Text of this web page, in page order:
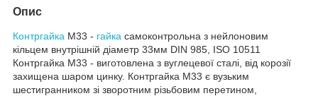
Опис
Контргайка М33 - гайка самоконтрольна з нейлоновим
кільцем внутрішній діаметр 33мм DIN 985, ISO 10511
Контргайка М33 - виготовлена з вуглецевої сталі, від корозії
захищена шаром цинку. Контргайка М33 є вузьким
шестигранником зі зворотним різьбовим перетином,